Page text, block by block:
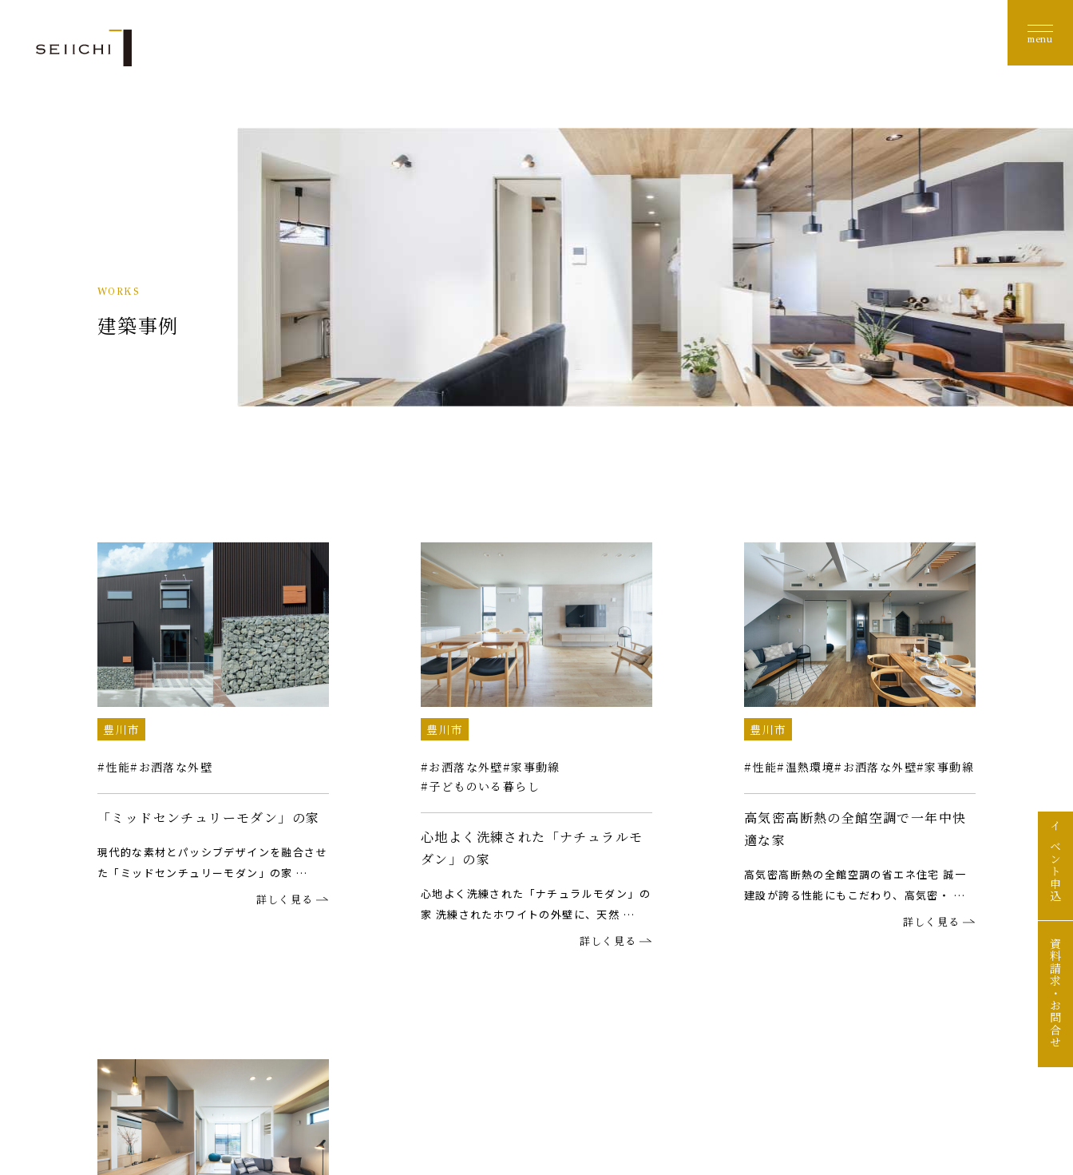
WORKS
建築事例
豊川市
性能 お洒落な外壁
「ミッドセンチュリーモダン」の家
現代的な素材とパッシブデザインを融合させ
た「ミッドセンチュリーモダン」の家 …
詳しく見る
豊川市
お洒落な外壁
家事動線
子どものいる暮らし
心地よく洗練された「ナチュラルモ
ダン」の家
心地よく洗練された「ナチュラルモダン」の
家 洗練されたホワイトの外壁に、天然 …
詳しく見る
豊川市
性能 温熱環境 お洒落な外壁 家事動線
高気密高断熱の全館空調で一年中快
適な家
高気密高断熱の全館空調の省エネ住宅 誠一
建設が誇る性能にもこだわり、高気密・ …
詳しく見る
イベント申込
資料請求・お問合せ